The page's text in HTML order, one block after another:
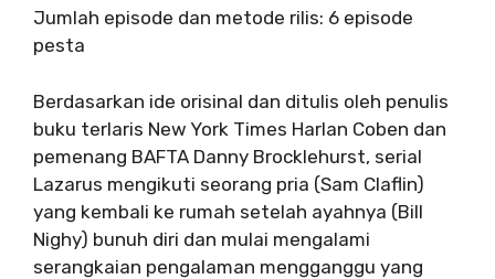
Jumlah episode dan metode rilis: 6 episode
pesta
Berdasarkan ide orisinal dan ditulis oleh penulis
buku terlaris New York Times Harlan Coben dan
pemenang BAFTA Danny Brocklehurst, serial
Lazarus mengikuti seorang pria (Sam Claflin)
yang kembali ke rumah setelah ayahnya (Bill
Nighy) bunuh diri dan mulai mengalami
serangkaian pengalaman mengganggu yang